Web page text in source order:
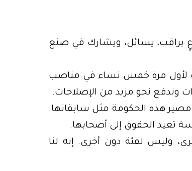
يراقب، يسائل، ويشارك في صنع
لأول مرة خمس نساء في مناصب
وندفع نحو مزيد من الإصلاحات.
هذه الحكومة مثل سابقاتها.
تعيد الحقوق إلى أصحابها.
وليس لفئة دون أخرى. إنه لنا